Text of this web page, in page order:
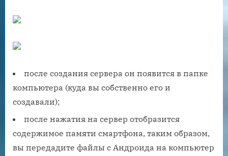
после создания сервера он появится в папке
компьютера (куда вы собственно его и
создавали);
после нажатия на сервер отобразится
содержимое памяти смартфона, таким образом,
вы передадите файлы с Андроида на компьютер